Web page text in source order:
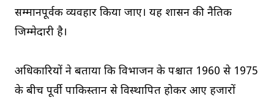
सम्मानपूर्वक व्यवहार किया जाए। यह शासन की नैतिक
जिम्मेदारी है।
अधिकारियों ने बताया कि विभाजन के पश्चात 1960 से 1975
के बीच पूर्वी पाकिस्तान से विस्थापित होकर आए हजारों